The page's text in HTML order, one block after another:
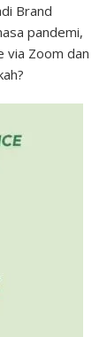
Brand
pandemi,
via Zoom dan